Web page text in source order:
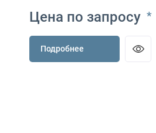
Цена по запросу *
Подробнее